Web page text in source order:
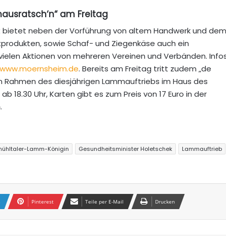
am Freitag
neben der Vorführung von al­tem Handwerk und dem
sowie Schaf- und Ziegenkäse auch ein
Aktionen von mehreren Vereinen und Verbänden.
www.moernsheim.de. Bereits am Freitag tritt zudem „de
Rahmen des diesjährigen Lammauftriebs im Haus des
18.30 Uhr, Karten gibt es zum Preis von 17 Euro in der
Lamm-Königin Gesundheitsminister Holetschek
Lammauftrieb
Pinterest Teile per E-Mail Drucken